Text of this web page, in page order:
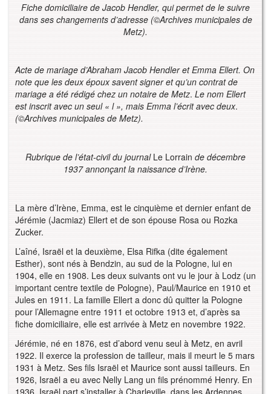
Fiche domiciliaire de Jacob Hendler, qui permet de le suivre
dans ses changements d’adresse (©Archives municipales de
Metz).
Acte de mariage d’Abraham Jacob Hendler et Emma Ellert. On
note que les deux époux savent signer et qu’un contrat de
mariage a été rédigé chez un notaire de Metz. Le nom Ellert
est inscrit avec un seul « l », mais Emma l’écrit avec deux.
(©Archives municipales de Metz).
Rubrique de l’état-civil du journal Le Lorrain de décembre
1937 annonçant la naissance d’Irène.
La mère d’Irène, Emma, est le cinquième et dernier enfant de
Jérémie (Jacmiaz) Ellert et de son épouse Rosa ou Rozka
Zucker.
L’aîné, Israël et la deuxième, Elsa Rifka (dite également
Esther), sont nés à Bendzin, au sud de la Pologne, lui en
1904, elle en 1908. Les deux suivants ont vu le jour à Lodz (un
important centre textile de Pologne), Paul/Maurice en 1910 et
Jules en 1911. La famille Ellert a donc dû quitter la Pologne
pour l’Allemagne entre 1911 et octobre 1913 et, d’après sa
fiche domiciliaire, elle est arrivée à Metz en novembre 1922.
Jérémie, né en 1876, est d’abord venu seul à Metz, en avril
1922. Il exerce la profession de tailleur, mais il meurt le 5 mars
1931 à Metz. Ses fils Israël et Maurice sont aussi tailleurs. En
1926, Israël a eu avec Nelly Lang un fils prénommé Henry. En
1936, Israël part s’installer à Charleville, dans les Ardennes,